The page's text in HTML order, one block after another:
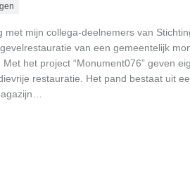
met mijn collega-deelnemers van
van een gemeentelijk
Met het project “Monument076” geven
restauratie. Het pand bestaat uit